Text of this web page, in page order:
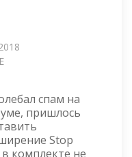
РАСШИРЕНИЯ
STOP
FORUM
SPAM
спам на
пришлось
Stop
комплекте не